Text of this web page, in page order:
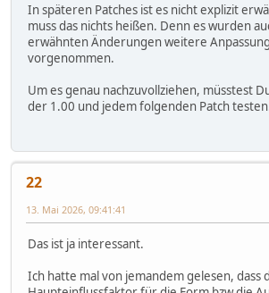
In späteren Patches ist es nicht explizit
muss das nichts heißen. Denn es wurden
erwähnten Änderungen weitere
vorgenommen.
Um es genau nachzuvollziehen, müsstest
der 1.00 und jedem folgenden Patch
22
13. Mai 2026, 09:41:41
Das ist ja interessant.
Ich hatte mal von jemandem gelesen, dass